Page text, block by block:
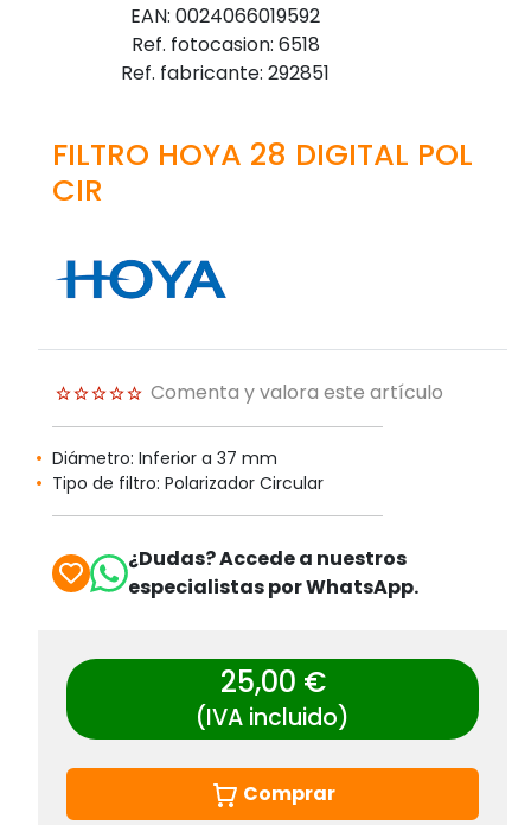
EAN: 0024066019592
Ref. fotocasion: 6518
Ref. fabricante: 292851
FILTRO HOYA 28 DIGITAL POL
CIR
Comenta y valora este artículo
Diámetro: Inferior a 37 mm
Tipo de filtro: Polarizador Circular
¿Dudas? Accede a nuestros
especialistas por WhatsApp.
25,00 €
(IVA incluido)
Comprar